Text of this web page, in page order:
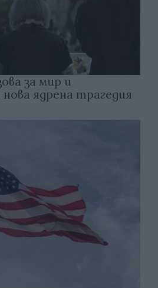
за мир и
нова ядрена трагедия